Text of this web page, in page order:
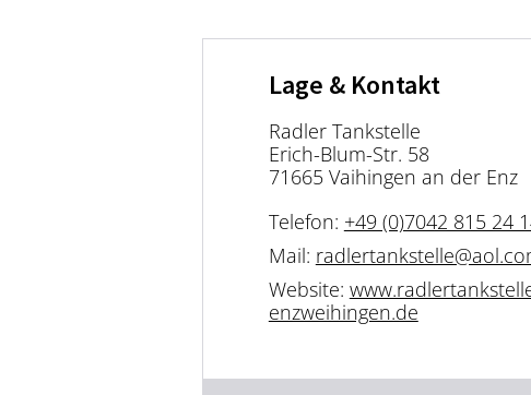
Lage & Kontakt
Radler Tankstelle
Erich-Blum-Str. 58
71665 Vaihingen an der Enz
Telefon: +49 (0)7042 815 24
Mail:
Website:
enzweihingen.de